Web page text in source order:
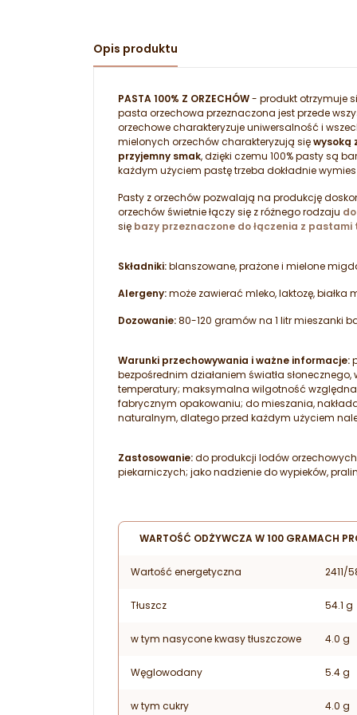
Opis produktu
PASTA 100% Z ORZECHÓW- produkt otrzymuje
pasta orzechowa przeznaczona jest przede
orzechowe charakteryzuje uniwersalność i
mielonych orzechów charakteryzują sięwysoką
przyjemny smak, dzięki czemu 100% pasty są
każdym użyciem pastę trzeba dokładnie
Pasty z orzechów pozwalają na produkcję
orzechów świetnie łączy się z różnego rodzaju
się bazy przeznaczone do łączenia z pastami
Składniki:blanszowane, prażone i mielone
Alergeny:może zawierać mleko, laktozę, białka
Dozowanie:80-120 gramów na 1 litr mieszanki
Warunki przechowywania i ważne informacje:
bezpośrednim działaniem światła
temperatury; maksymalna wilgotność
fabrycznym opakowaniu; do mieszania,
naturalnym, dlatego przed każdym użyciem
Zastosowanie:do produkcji lodów
piekarniczych; jako nadzienie do wypieków,
WARTOŚĆ ODŻYWCZA W 100 GRAMACH
Wartość energetyczna 2411/
Tłuszcz 54.1 g
w tym nasycone kwasy tłuszczowe 4.0 g
Węglowodany 5.4 g
w tym cukry 4.0 g